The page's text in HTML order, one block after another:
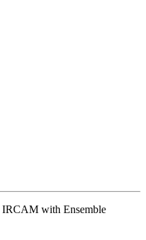
IRCAM with Ensemble